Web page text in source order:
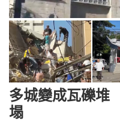
多城變成瓦礫堆
塌